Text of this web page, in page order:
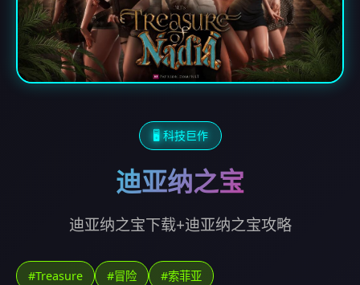
🖥️ 科技巨作
迪亚纳之宝
迪亚纳之宝下载+迪亚纳之宝攻略
#Treasure #冒险 #索菲亚